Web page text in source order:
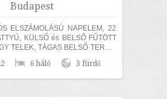
Budapest
ELSZÁMOLÁSÚ NAPELEM, 22
KÜLSŐ és BELSŐ FŰTÖTT
TELEK, TÁGAS BELSŐ TEREK,
és akár TELJES
és beépített...
6 háló 3 fürdő